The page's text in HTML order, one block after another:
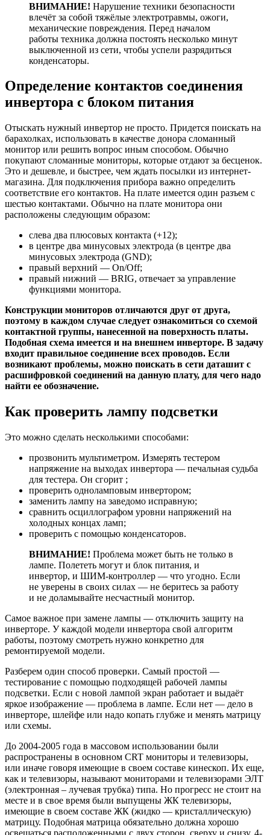
ВНИМАНИЕ! Нарушение техники безопасности
влечёт за собой тяжёлые электротравмы, ожоги,
механические повреждения. Перед началом
работы техника должна постоять несколько минут
выключенной из сети, чтобы успели разрядиться
конденсаторы.
Определение контактов соединения
инвертора с блоком питания
Отыскать нужный инвертор не просто. Придется поискать на
барахолках, использовать в качестве донора сломанный
монитор или решить вопрос иным способом. Обычно
покупают сломанные мониторы, которые отдают за бесценок.
Это и дешевле, и быстрее, чем ждать посылки из интернет-
магазина. Для подключения прибора важно определить
соответствие его контактов. На плате имеется один разъем с
шестью контактами. Обычно на плате монитора они
расположены следующим образом:
слева два плюсовых контакта (+12);
в центре два минусовых электрода (в центре два
минусовых электрода (GND);
правый верхний — On/Off;
правый нижний — BRIG, отвечает за управление
функциями монитора.
Конструкции мониторов отличаются друг от друга,
поэтому в каждом случае следует ознакомиться со схемой
контактной группы, нанесенной на поверхность платы.
Подобная схема имеется и на внешнем инверторе. В задачу
входит правильное соединение всех проводов. Если
возникают проблемы, можно поискать в сети даташит с
расшифровкой соединений на данную плату, для чего надо
найти ее обозначение.
Как проверить лампу подсветки
Это можно сделать несколькими способами:
прозвонить мультиметром. Измерять тестером
напряжение на выходах инвертора — печальная судьба
для тестера. Он сгорит ;
проверить одноламповым инвертором;
заменить лампу на заведомо исправную;
сравнить осциллографом уровни напряжений на
холодных концах ламп;
проверить с помощью конденсаторов.
ВНИМАНИЕ! Проблема может быть не только в
лампе. Полететь могут и блок питания, и
инвертор, и ШИМ-контроллер — что угодно. Если
не уверены в своих силах — не беритесь за работу
и не доламывайте несчастный монитор.
Самое важное при замене лампы — отключить защиту на
инверторе. У каждой модели инвертора свой алгоритм
работы, поэтому смотреть нужно конкретно для
ремонтируемой модели.
Разберем один способ проверки. Самый простой —
тестирование с помощью подходящей рабочей лампы
подсветки. Если с новой лампой экран работает и выдаёт
яркое изображение — проблема в лампе. Если нет — дело в
инверторе, шлейфе или надо копать глубже и менять матрицу
или схемы.
До 2004-2005 года в массовом использовании были
распространены в основном CRT мониторы и телевизоры,
или иначе говоря имеющие в своем составе кинескоп. Их еще,
как и телевизоры, называют мониторами и телевизорами ЭЛТ
(электронная – лучевая трубка) типа. Но прогресс не стоит на
месте и в свое время были выпущены ЖК телевизоры,
имеющие в своем составе ЖК (жидко — кристаллическую)
матрицу. Подобная матрица обязательно должна хорошо